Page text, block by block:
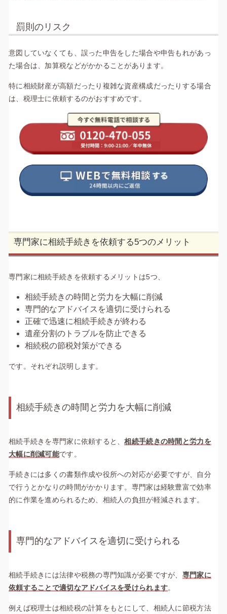
罰則のリスク
意図していなくても、誤った申告をした場合や申告もれがあっ
た場合は、加算税などがかかることがあります。
特に相続財産が高額だったり複雑な資産構成だったりする場合
は、税理士に依頼するのがおすすめです。
専門家に相続手続きを依頼する5つのメリット
専門家に相続手続きを依頼するメリットは5つ、
相続手続きの時間と労力を大幅に削減
専門的なアドバイスを適切に受けられる
正確で迅速に相続手続きが終わる
遺産分割のトラブルを防止できる
相続税の節税対策ができる
です。それぞれ説明します。
相続手続きの時間と労力を大幅に削減
相続手続きを専門家に依頼すると、相続手続きの時間と労力を
大幅に削減可能です。
手続きには多くの書類作成や役所への対応が必要ですが、自分
で行うとかなりの時間がかかります。専門家は経験豊富で効率
的に作業を進められるため、相続人の負担が軽減されます。
専門的なアドバイスを適切に受けられる
相続手続きには法律や税務の専門知識が必要ですが、 専門家に
依頼することで適切なアドバイスを受けられます。
例えば税理士は相続税の計算をもとにして、相続人に節税方法